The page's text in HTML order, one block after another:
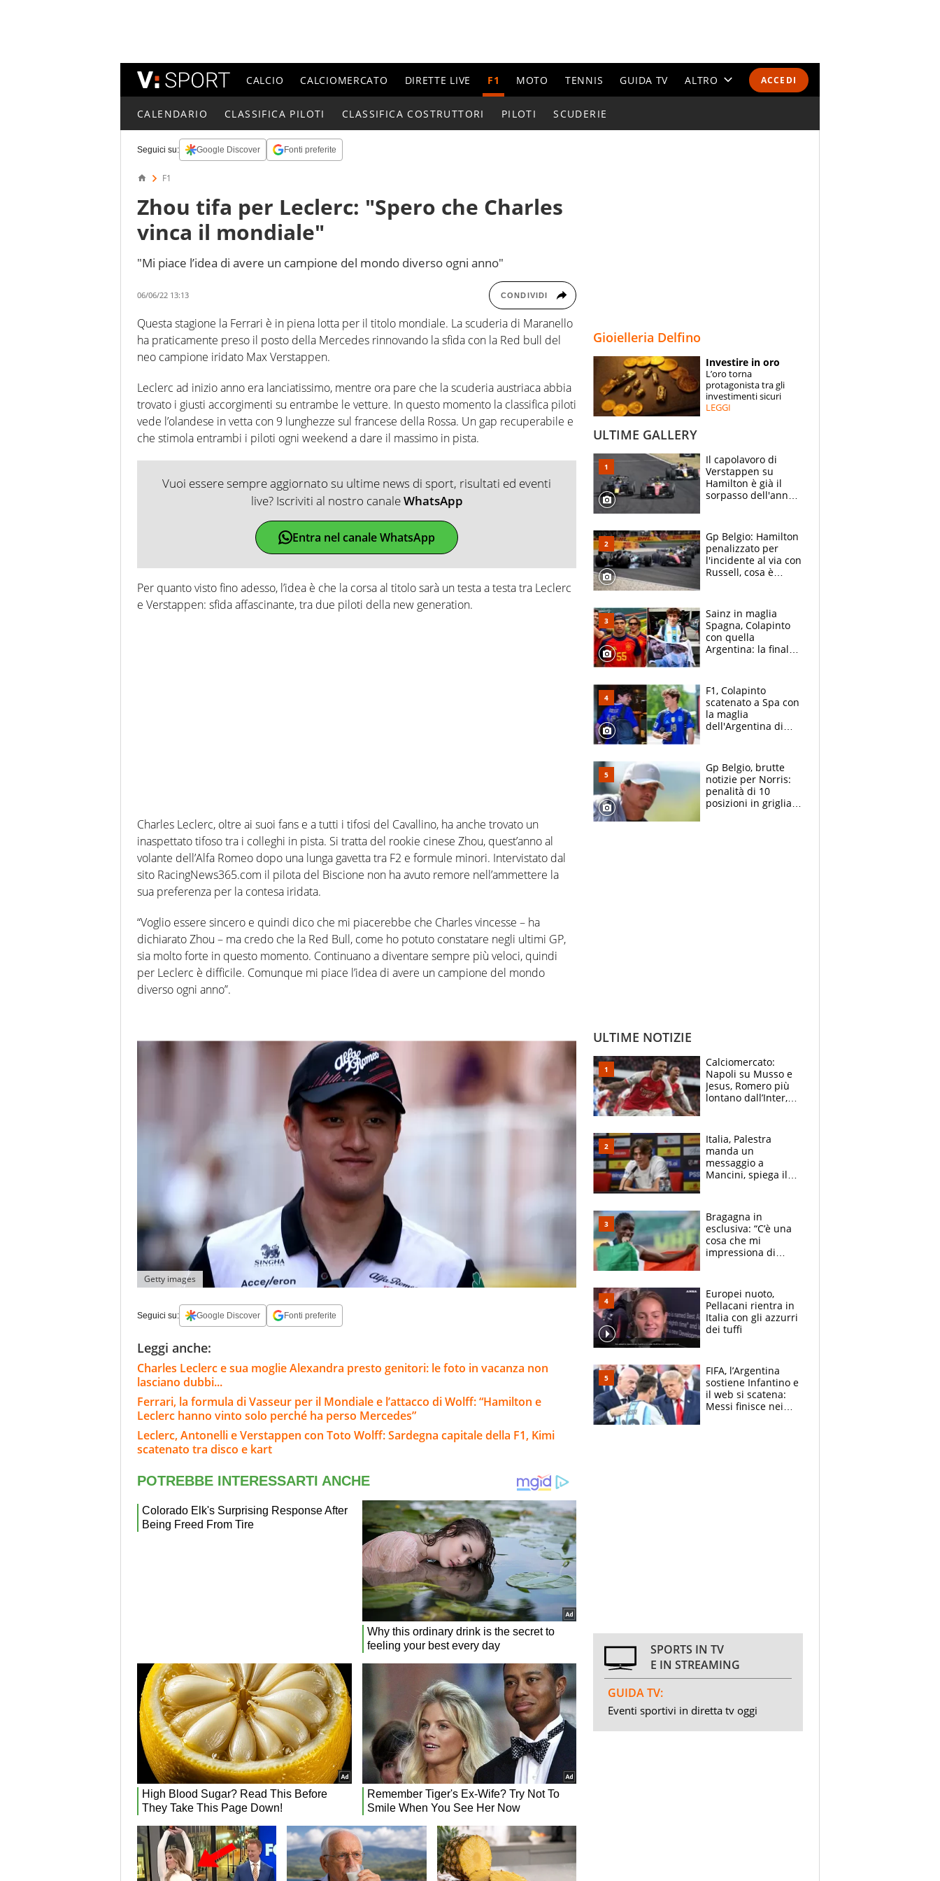
ACCEDI
CALCIO CALCIOMERCATO DIRETTE LIVE F1 MOTO TENNIS GUIDA TV ALTRO
ESPERTI
CONTATTI
CALENDARIO CLASSIFICA PILOTI CLASSIFICA COSTRUTTORI PILOTI SCUDERIE
Seguici su: Google Discover Fonti preferite
F1
Zhou tifa per Leclerc: "Spero che Charles
vinca il mondiale"
"Mi piace l’idea di avere un campione del mondo diverso ogni anno"
06/06/22 13:13 CONDIVIDI
Questa stagione la Ferrari è in piena lotta per il titolo mondiale. La scuderia di Maranello
ha praticamente preso il posto della Mercedes rinnovando la sfida con la Red bull del
neo campione iridato Max Verstappen.
Leclerc ad inizio anno era lanciatissimo, mentre ora pare che la scuderia austriaca abbia
trovato i giusti accorgimenti su entrambe le vetture. In questo momento la classifica piloti
vede l’olandese in vetta con 9 lunghezze sul francese della Rossa. Un gap recuperabile e
che stimola entrambi i piloti ogni weekend a dare il massimo in pista.
Vuoi essere sempre aggiornato su ultime news di sport, risultati ed eventi
live? Iscriviti al nostro canaleWhatsApp
Entra nel canale WhatsApp
Per quanto visto fino adesso, l’idea è che la corsa al titolo sarà un testa a testa tra Leclerc
e Verstappen: sfida affascinante, tra due piloti della new generation.
Charles Leclerc, oltre ai suoi fans e a tutti i tifosi del Cavallino, ha anche trovato un
inaspettato tifoso tra i colleghi in pista. Si tratta del rookie cinese Zhou, quest’anno al
volante dell’Alfa Romeo dopo una lunga gavetta tra F2 e formule minori. Intervistato dal
sito RacingNews365.com il pilota del Biscione non ha avuto remore nell’ammettere la
sua preferenza per la contesa iridata.
“Voglio essere sincero e quindi dico che mi piacerebbe che Charles vincesse – ha
dichiarato Zhou – ma credo che la Red Bull, come ho potuto constatare negli ultimi GP,
sia molto forte in questo momento. Continuano a diventare sempre più veloci, quindi
per Leclerc è difficile. Comunque mi piace l’idea di avere un campione del mondo
diverso ogni anno”.
Getty images
Seguici su: Google Discover Fonti preferite
Leggi anche:
Charles Leclerc e sua moglie Alexandra presto genitori: le foto in vacanza non
lasciano dubbi...
Ferrari, la formula di Vasseur per il Mondiale e l’attacco di Wolff: “Hamilton e
Leclerc hanno vinto solo perché ha perso Mercedes”
Leclerc, Antonelli e Verstappen con Toto Wolff: Sardegna capitale della F1, Kimi
scatenato tra disco e kart
Gioielleria Delfino
Investire in oro
L’oro torna
protagonista tra gli
investimenti sicuri
LEGGI
ULTIME GALLERY
Il capolavoro di
Verstappen su
Hamilton è già il
sorpasso dell'anno:
2021
Gp Belgio: Hamilton
penalizzato per
l'incidente al via con
Russell, cosa è
Sainz in maglia
Spagna, Colapinto
con quella
Argentina: la finale
vede l'ora
F1, Colapinto
scatenato a Spa con
la maglia
dell'Argentina di
le parolacce"
Gp Belgio, brutte
notizie per Norris:
penalità di 10
posizioni in griglia,
ULTIME NOTIZIE
Calciomercato:
Napoli su Musso e
Jesus, Romero più
lontano dall’Inter,
tabellone
Italia, Palestra
manda un
messaggio a
Mancini, spiega il
l'alleanza con
Donnarumma
Bragagna in
esclusiva: “C’è una
cosa che mi
impressiona di
E svela la sorpresa
agli Europei
Europei nuoto,
Pellacani rientra in
Italia con gli azzurri
dei tuffi
FIFA, l’Argentina
sostiene Infantino e
il web si scatena:
Messi finisce nei
SPORTS IN TV
E IN STREAMING
GUIDA TV:
Eventi sportivi in diretta tv oggi